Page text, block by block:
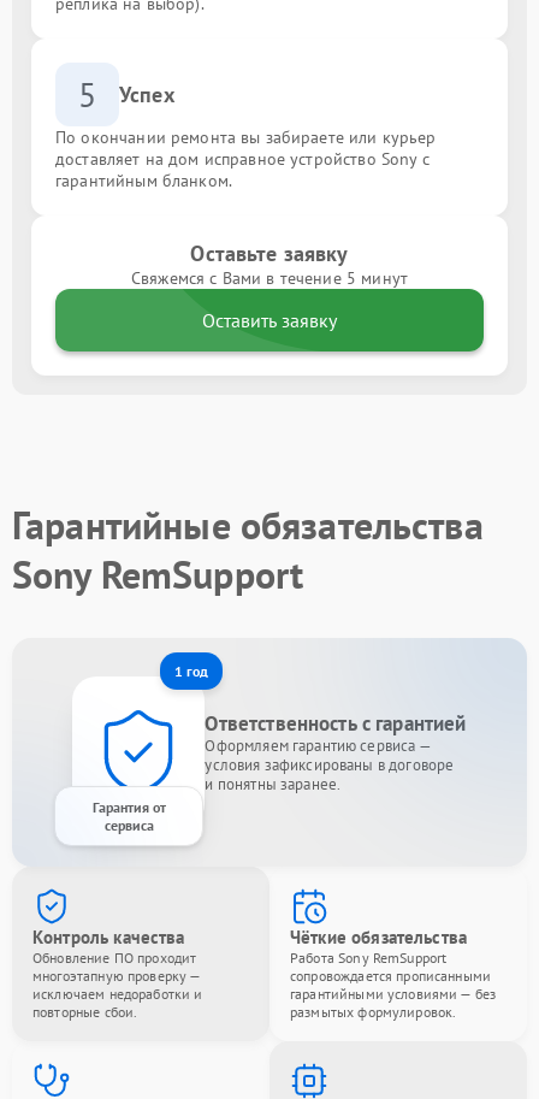
5 Успех
По окончании ремонта вы забираете или курьер
доставляет на дом исправное устройство Sony с
гарантийным бланком.
Оставьте заявку
Свяжемся с Вами в течение 5 минут
Оставить заявку
Гарантийные обязательства
Sony RemSupport
1 год
Гарантия от
сервиса
Ответственность с гарантией
Оформляем гарантию сервиса —
условия зафиксированы в договоре
и понятны заранее.
Контроль качества
Обновление ПО проходит
многоэтапную проверку —
исключаем недоработки и
повторные сбои.
Чёткие обязательства
Работа Sony RemSupport
сопровождается прописанными
гарантийными условиями — без
размытых формулировок.